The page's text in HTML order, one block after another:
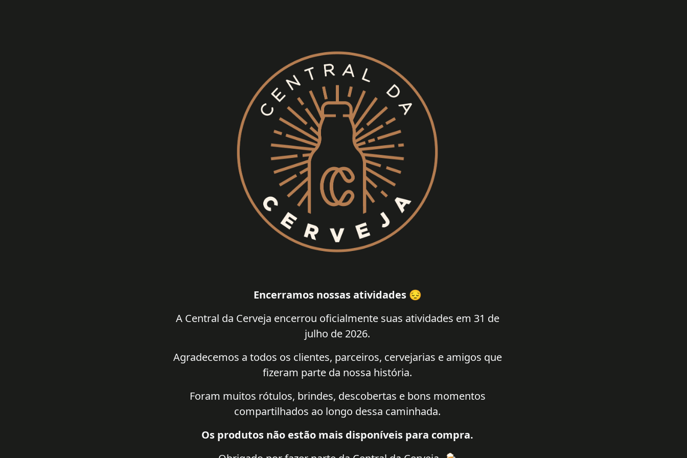
Encerramos nossas atividades 😔
A Central da Cerveja encerrou oficialmente suas atividades em 31 de
julho de 2026.
Agradecemos a todos os clientes, parceiros, cervejarias e amigos que
fizeram parte da nossa história.
Foram muitos rótulos, brindes, descobertas e bons momentos
compartilhados ao longo dessa caminhada.
Os produtos não estão mais disponíveis para compra.